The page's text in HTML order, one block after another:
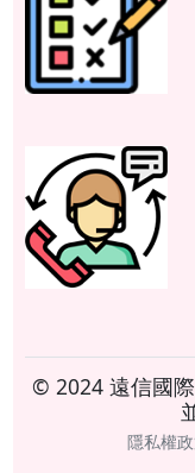
© 2024 遠信國
隱私權